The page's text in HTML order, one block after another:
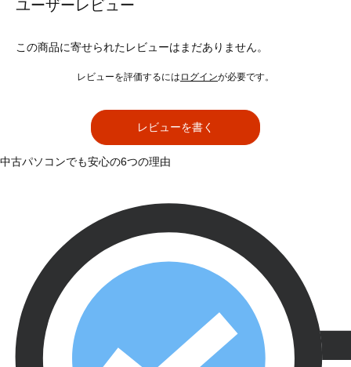
ユーザーレビュー
この商品に寄せられたレビューはまだありません。
レビューを評価するには ログインが必要です。
レビューを書く
中古パソコンでも安心の6つの理由